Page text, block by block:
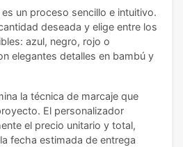
un proceso sencillo e intuitivo.
deseada y elige entre los
azul, negro, rojo o
elegantes detalles en bambú y
la técnica de marcaje que
El personalizador
el precio unitario y total,
fecha estimada de entrega